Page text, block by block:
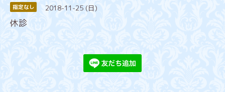
指定なし 2018-11-25 (日)
休診